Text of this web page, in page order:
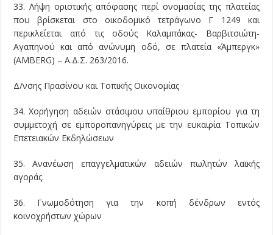
33. Λήψη οριστικής απόφασης περί ονομασίας της πλατείας
που βρίσκεται στο οικοδομικό τετράγωνο Γ 1249 και
περικλείεται από τις οδούς Καλαμπάκας- Βαρβιτσιώτη-
Αγαπηνού και από ανώνυμη οδό, σε πλατεία «Άμπεργκ»
(AMΒERG) – Α.Δ.Σ. 263/2016.
Δ/νσης Πρασίνου και Τοπικής Οικονομίας
34. Χορήγηση αδειών στάσιμου υπαίθριου εμπορίου για τη
συμμετοχή σε εμποροπανηγύρεις με την ευκαιρία Τοπικών
Επετειακών Εκδηλώσεων
35. Ανανέωση επαγγελματικών αδειών πωλητών λαϊκής
αγοράς.
36. Γνωμοδότηση για την κοπή δένδρων εντός
κοινοχρήστων χώρων